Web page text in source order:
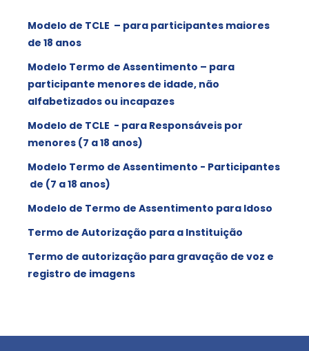
Modelo de TCLE – para participantes maiores
de 18 anos
Modelo Termo de Assentimento – para
participante menores de idade, não
alfabetizados ou incapazes
Modelo de TCLE - para Responsáveis por
menores (7 a 18 anos)
Modelo Termo de Assentimento - Participantes
de (7 a 18 anos)
Modelo de Termo de Assentimento para Idoso
Termo de Autorização para a Instituição
Termo de autorização para gravação de voz e
registro de imagens